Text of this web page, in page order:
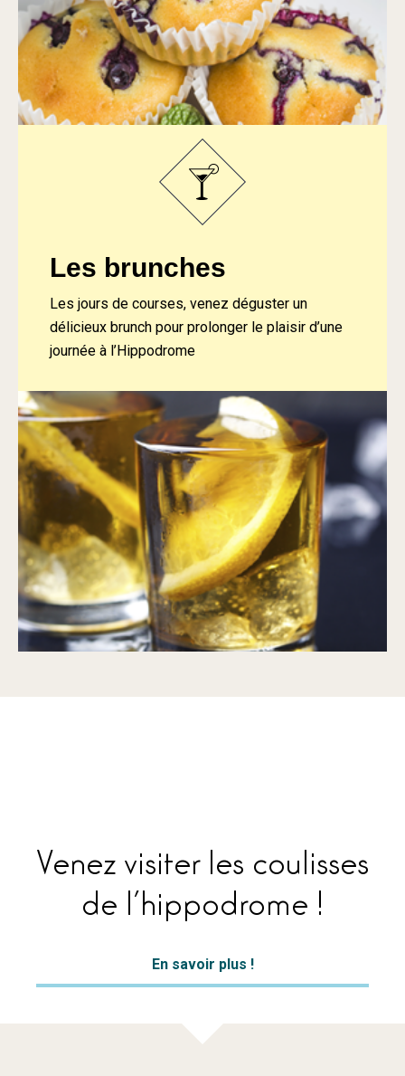
Les brunches
Les jours de courses, venez déguster un
délicieux brunch pour prolonger le plaisir d’une
journée à l’Hippodrome
Venez visiter les coulisses
de l’hippodrome !
En savoir plus !